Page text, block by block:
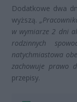
Dodatkowe dwa
wyższą.
w wymiarze 2 dni
rodzinnych
natychmiastowa
zachowuje prawo
przepisy.